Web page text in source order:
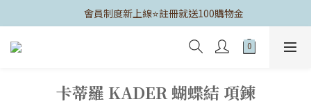
	會員制度新上線⭐️註冊就送100購物金
卡蒂羅 KADER 蝴蝶結 項鍊